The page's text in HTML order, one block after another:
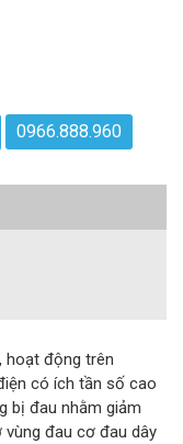
0966.888.960
, hoạt động trên
có ích tần số cao
bị đau nhằm giảm
vùng đau cơ đau dây